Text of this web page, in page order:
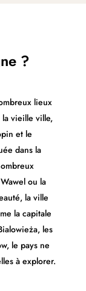
?
lieux
la vieille ville,
et le
dans la
ou la
la ville
la capitale
les
le pays ne
à explorer.